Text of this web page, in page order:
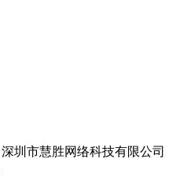
圳市慧胜网络科技有限公司